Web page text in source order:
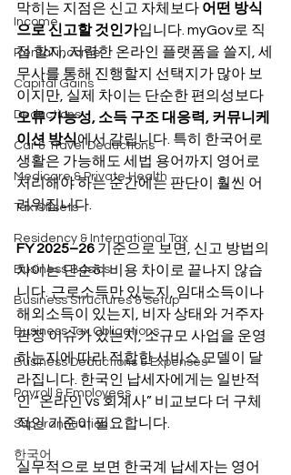
Income
Rental income
Capital Gains
Deductions
Car & Travel Deductions
Medicare & Private Health
Tax Offsets
Residency & International Tax
Business Basics
Business Structures & Setup
Business Tax Obligations
Business Deductions & Expenses
Payroll & Employees
Superannuation
한국어
막히는 지점은 신고 자체보다 어떤 방식
으로 신고할 것인가입니다. myGov로 직
접 할지, 저렴한 온라인 플랫폼을 쓸지, 세
무사를 통해 진행할지 선택지가 많아 보
이지만, 실제 차이는 단순한 편의성보다
오류 가능성, 소득 구조 대응력, 커뮤니케
이션 방식에서 갈립니다. 특히 한국어로
생활은 가능해도 세법 용어까지 영어로
처리해야 하는 순간에는 판단이 훨씬 어
려워집니다.
FY 2025–26 기준으로 보면, 신고 방법의
차이는 단순히 비용 차이로 끝나지 않습
니다. 근로소득만 있는지, 임대소득이나
해외소득이 있는지, 비자 상태와 거주자
판정 이슈가 있는지, 소규모 사업을 운영
하는지에 따라 적합한 서비스 모델이 달
라집니다. 한국인 납세자에게는 일반적
인 “온라인 vs 회계사” 비교보다 더 구체
적인 기준이 필요합니다.
실무적으로 보면 한국계 납세자는 영어